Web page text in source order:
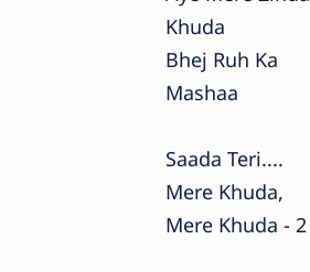
Khuda
Bhej Ruh Ka
Mashaa
Saada Teri....
Mere Khuda,
Mere Khuda - 2